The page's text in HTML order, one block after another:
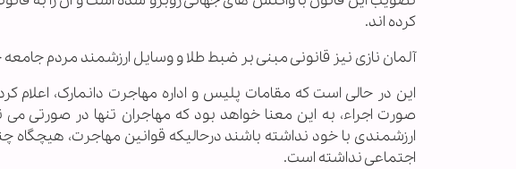
کرده اند.
آلمان نازی نیز قانونی مبنی بر ضبط طلا و وسايل ارزشمند مردم
این در حالی است که مقامات پلیس و اداره مهاجرت دانمارک، اعلام
صورت اجراء، به این معنا خواهد بود که مهاجران تنها در صورتی
ارزشمندی با خود نداشته باشند درحالیکه قوانین مهاجرت،
اجتماعی نداشته است.